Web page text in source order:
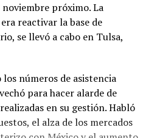
próximo. La
reactivar la base de
se llevó a cabo en Tulsa,
números de asistencia
para hacer alarde de
en su gestión. Habló
el alza de los mercados